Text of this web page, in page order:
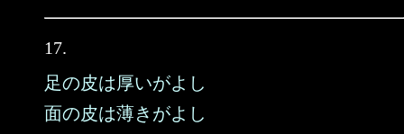
17.
足の皮は厚いがよし
面の皮は薄きがよし